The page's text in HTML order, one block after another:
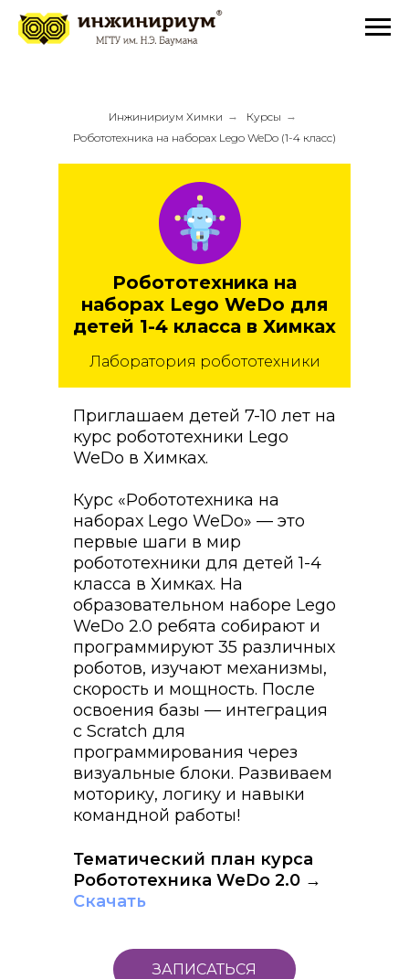
Инжинириум Химки → Курсы →
Робототехника на наборах Lego WeDo (1-4 класс)
ЗАПИСАТЬСЯ
Приглашаем детей 7-10 лет на
курс робототехники Lego
WeDo в Химках.
Курс «Робототехника на
наборах Lego WeDo» — это
первые шаги в мир
робототехники для детей 1-4
класса в Химках. На
образовательном наборе Lego
WeDo 2.0 ребята собирают и
программируют 35 различных
роботов, изучают механизмы,
скорость и мощность. После
освоения базы — интеграция
с Scratch для
программирования через
визуальные блоки. Развиваем
моторику, логику и навыки
командной работы!
Робототехника на
наборах Lego WeDo для
детей 1-4 класса в Химках
Лаборатория робототехники
Тематический план курса
Робототехника WeDo 2.0 →
Скачать